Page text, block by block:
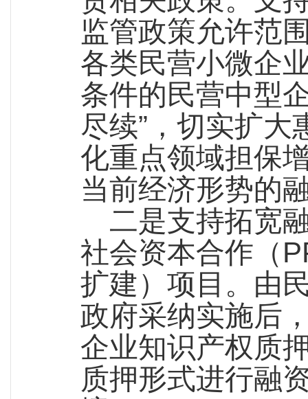
监管政策允许范
各类民营小微企
条件的民营中型
尽续”，切实扩
化重点领域担保
当前经济形势的
二是支持拓宽
社会资本合作（
扩建）项目。由
政府采纳实施后
企业知识产权质
质押形式进行融